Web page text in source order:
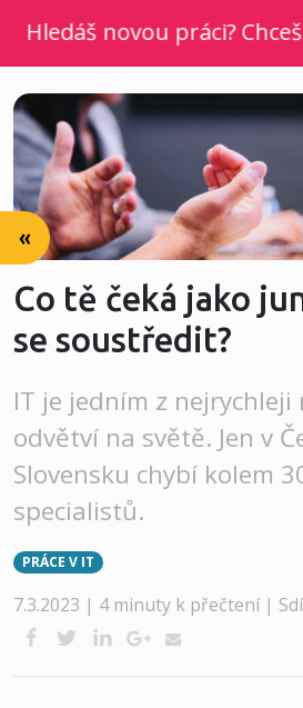
Hledáš novou práci?
«
Co tě čeká jako
se soustředit?
IT je jedním z nejrychleji
odvětví na světě. Jen v
Slovensku chybí kolem
specialistů.
PRÁCE V IT
7.3.2023 | 4 minuty k přečtení |